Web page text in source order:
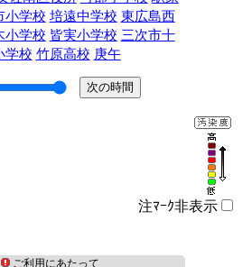
小学校 培遠中学校 東広島西
小学校 皆実小学校 三次市十
学校 竹原高校 庚午
注ﾏｰｸ非表示
ご利用にあたって